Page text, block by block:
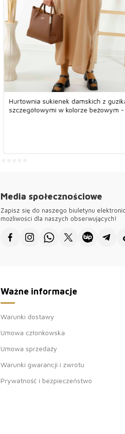
Nasza firma
Możesz zapłacić
Można płacić
Współpracujemy ze
firmie wszystkimi
Korona, Contact,
Tkaniny użyte we
wykonane są z
produktach są
Hurtownia sukienek damskich z
szczegółowymi w kolorze beżowym -
Media społecznościowe
Zapisz się do naszego biuletynu
możliwości dla naszych obserwujących!
Ważne informacje
Warunki dostawy
Umowa członkowska
Umowa sprzedaży
Warunki gwarancji i zwrotu
Prywatność i bezpieczeństwo